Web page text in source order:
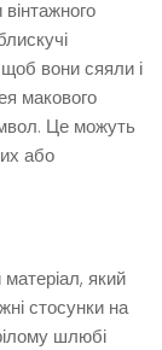
вони сяяли і
макового
Це можуть
або
який
стосунки на
шлюбі